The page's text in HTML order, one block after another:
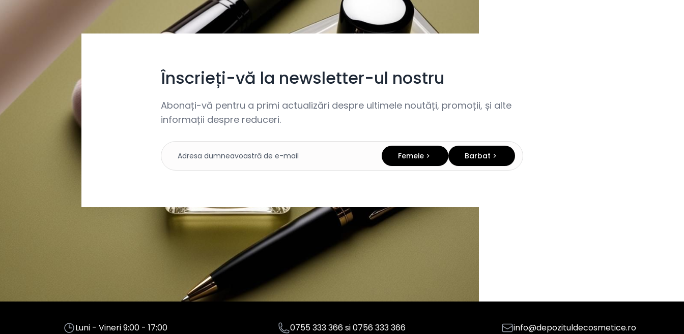
Înscrieți-vă la newsletter-ul nostru
Abonați-vă pentru a primi actualizări despre ultimele noutăți, promoții, și alte
informații despre reduceri.
Femeie Barbat
Luni - Vineri 9:00 - 17:00 0755 333 366si0756 333 366 info@depozituldecosmetice.ro